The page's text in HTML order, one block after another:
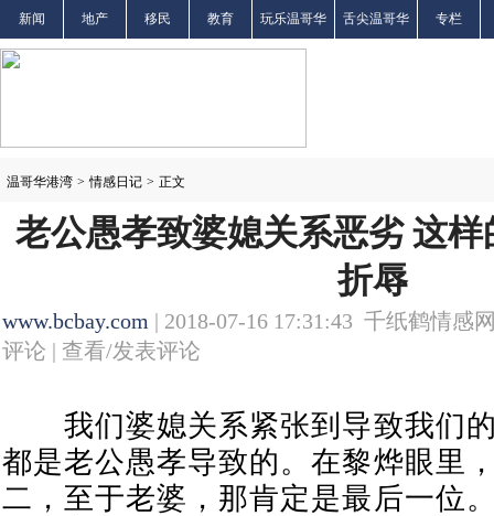
新闻 地产 移民 教育 玩乐温哥华 舌尖温哥华 专栏
温哥华港湾 > 情感日记 > 正文
老公愚孝致婆媳关系恶劣 这
折辱
www.bcbay.com | 2018-07-16 17:31:43 千纸鹤情感
评论 | 查看/发表评论
我们婆媳关系紧张到导致我们的
都是老公愚孝导致的。在黎烨眼里
二，至于老婆，那肯定是最后一位